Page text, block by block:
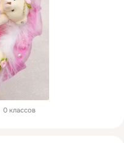
0 классов